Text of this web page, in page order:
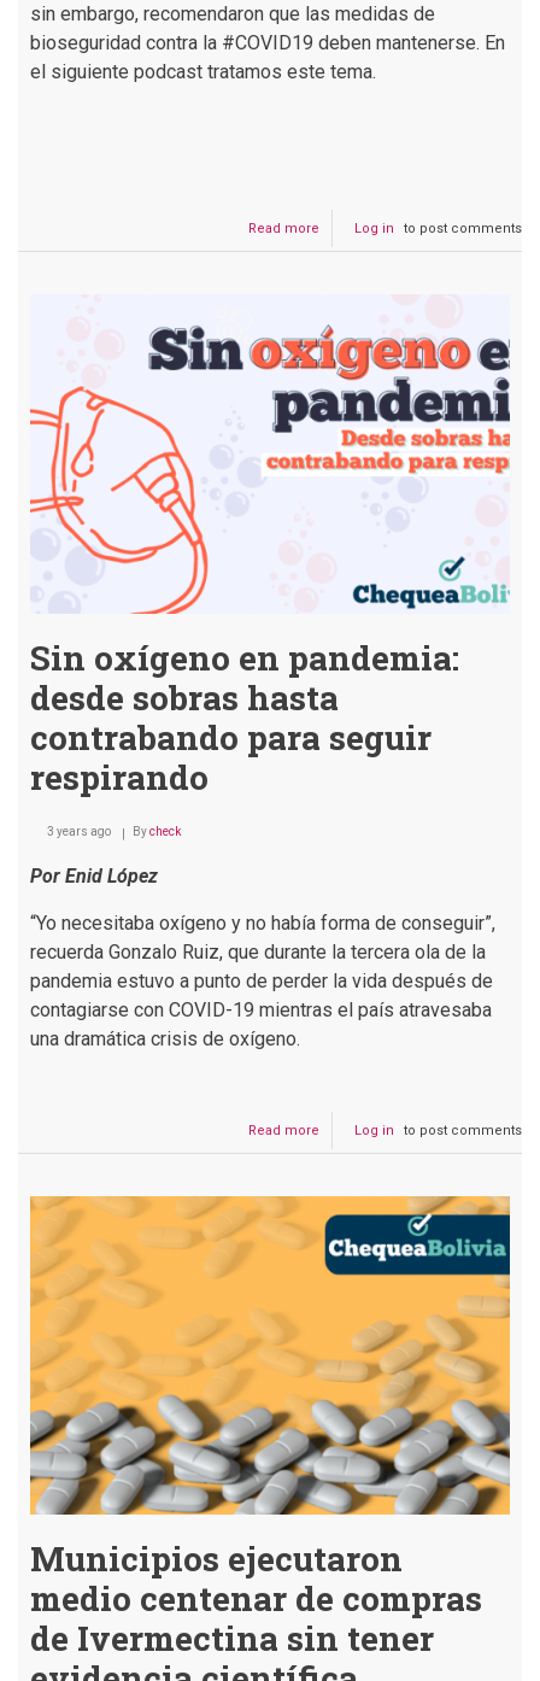
sin embargo, recomendaron que las medidas de
bioseguridad contra la #COVID19 deben mantenerse. En
el siguiente podcast tratamos este tema.
Read more
Podcast
sobre
nuevas
variantes
de
COVID-
en
Bolivia
Log in to post comments
Sin oxígeno en pandemia:
desde sobras hasta
contrabando para seguir
respirando
3 years ago Bycheck
Por Enid López
“Yo necesitaba oxígeno y no había forma de conseguir”,
recuerda Gonzalo Ruiz, que durante la tercera ola de la
pandemia estuvo a punto de perder la vida después de
contagiarse con COVID-19 mientras el país atravesaba
una dramática crisis de oxígeno.
Read more
Sin
pandemia:
desde
sobras
hasta
seguir
respirando
Log in to post comments
Municipios ejecutaron
medio centenar de compras
de Ivermectina sin tener